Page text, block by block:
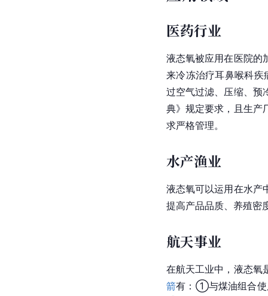
医药行业
液态氧被应用在医院的
来冷冻治疗耳鼻喉科疾
过空气过滤、压缩、预
典》规定要求，且生产
求严格管理。
水产渔业
液态氧可以运用在水产
提高产品品质、养殖密
航天事业
在航天工业中，液态氧
箭有：①与煤油组合使